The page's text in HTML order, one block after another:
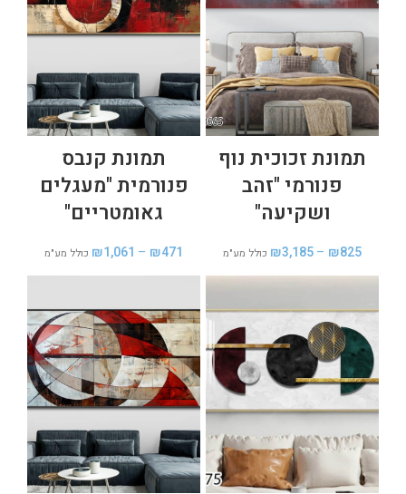
תמונת זכוכית נוף
פנורמי "זהב
ושקיעה"
₪825
–
₪3,185 כולל מע"מ
תמונת קנבס
פנורמית "מעגלים
גאומטריים"
₪471
–
₪1,061 כולל מע"מ